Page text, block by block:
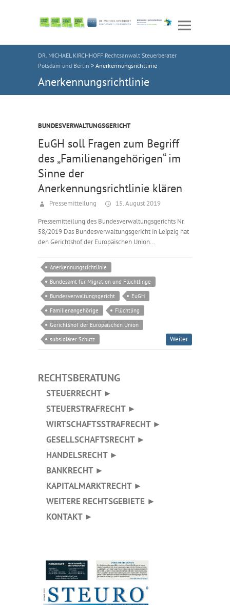
DR. MICHAEL KIRCHHOFF Rechtsanwalt Steuerberater
Potsdam und Berlin > Anerkennungsrichtlinie
Anerkennungsrichtlinie
BUNDESVERWALTUNGSGERICHT
EuGH soll Fragen zum Begriff
des „Familienangehörigen“ im
Sinne der
Anerkennungsrichtlinie klären
Pressemitteilung 15. August 2019
Pressemitteilung des Bundesverwaltungsgerichts Nr.
58/2019 Das Bundesverwaltungsgericht in Leipzig hat
den Gerichtshof der Europäischen Union…
Anerkennungsrichtlinie
Bundesamt für Migration und Flüchtlinge
Bundesverwaltungsgericht
EuGH
Familienangehörige
Flüchtling
Gerichtshof der Europäischen Union
subsidiärer Schutz
Weiter
RECHTSBERATUNG
STEUERRECHT ►
STEUERSTRAFRECHT ►
WIRTSCHAFTSSTRAFRECHT ►
GESELLSCHAFTSRECHT ►
HANDELSRECHT ►
BANKRECHT ►
KAPITALMARKTRECHT ►
WEITERE RECHTSGEBIETE ►
KONTAKT ►